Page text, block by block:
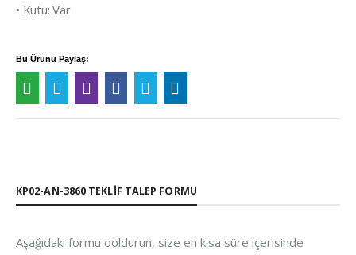
• Kutu: Var
Bu Ürünü Paylaş:
KP02-AN-3860 TEKLIF TALEP FORMU
Aşağıdaki formu doldurun, size en kısa süre içerisinde